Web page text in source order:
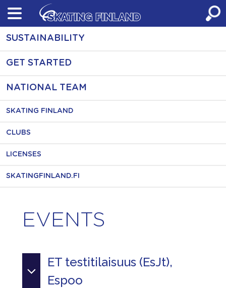
Skip
content
SUSTAINABILITY
GET STARTED
NATIONAL TEAM
SKATING FINLAND
CLUBS
LICENSES
SKATINGFINLAND.FI
EVENTS
ET testitilaisuus (EsJt),
Espoo